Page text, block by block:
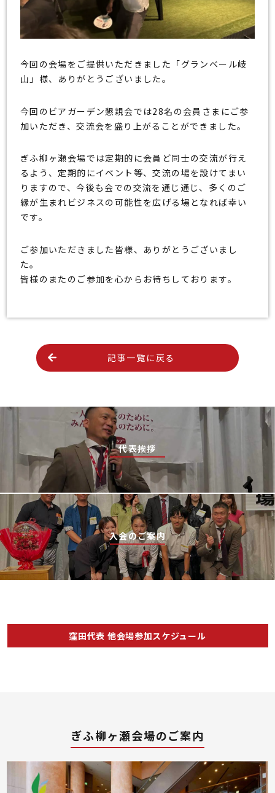
今回の会場をご提供いただきました「グランベール岐
山」様、ありがとうございました。
今回のビアガーデン懇親会では28名の会員さまにご参
加いただき、交流会を盛り上がることができました。
ぎふ柳ヶ瀬会場では定期的に会員ど同士の交流が行え
るよう、定期的にイベント等、交流の場を設けてまい
りますので、今後も会での交流を通じ通じ、多くのご
縁が生まれビジネスの可能性を広げる場となれば幸い
です。
ご参加いただきました皆様、ありがとうございまし
た。
皆様のまたのご参加を心からお待ちしております。
記事一覧に戻る
代表挨拶
入会のご案内
窪田代表 他会場参加スケジュール
ぎふ柳ヶ瀬会場のご案内